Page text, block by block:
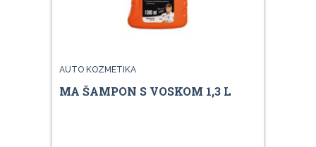
AUTO KOZMETIKA
MA ŠAMPON S VOSKOM 1,3 L